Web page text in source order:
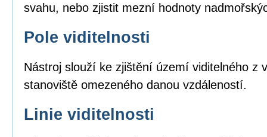
svahu, nebo zjistit mezní hodnoty
Pole viditelnosti
Nástroj slouží ke zjištění území viditelného z
stanoviště omezeného danou vzdáleností.
Linie viditelnosti